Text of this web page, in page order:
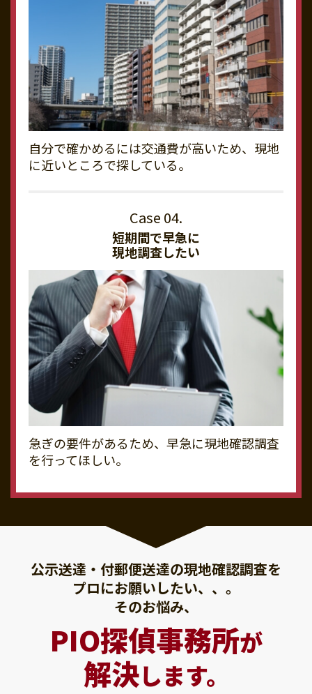
自分で確かめるには交通費が高いため、現地
に近いところで探している。
短期間で早急に
現地調査したい
急ぎの要件があるため、早急に現地確認調査
を行ってほしい。
公示送達・付郵便送達の現地確認調査を
プロにお願いしたい、、。
そのお悩み、
PIO探偵事務所が
解決します。